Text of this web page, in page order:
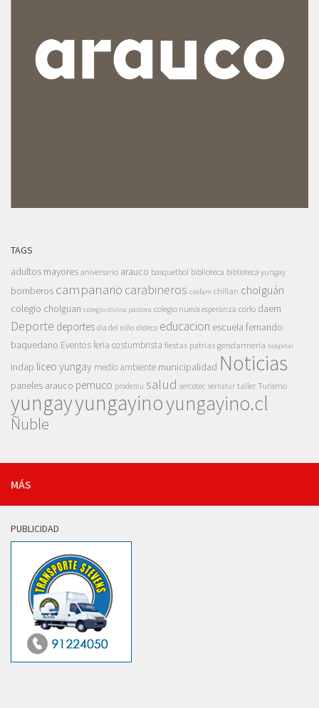
TAGS
adultos mayores aniversario arauco basquetbol biblioteca biblioteca yungay
bomberos campanario carabineros cesfam chillan cholguán
colegio cholguan colegio divina pastora colegio nueva esperanza corfo daem
Deporte deportes dia del niño dideco educacion escuela fernando
baquedano Eventosferia costumbrista fiestas patrias gendarmeria hospital
indap liceo yungay medio ambiente municipalidad Noticias
paneles arauco pemuco prodemu salud sercotec sernatur taller Turismo
yungayyungayinoyungayino.cl
Ñuble
MÁS
PUBLICIDAD